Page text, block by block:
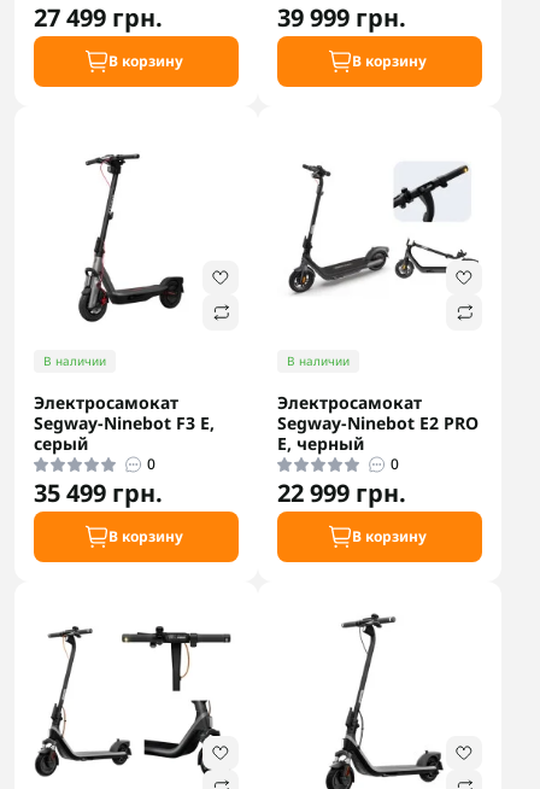
27 499 грн.
В корзину
39 999 грн.
В корзину
В наличии
Электросамокат
Segway-Ninebot F3 E,
серый
0
35 499 грн.
В корзину
В наличии
Электросамокат
Segway-Ninebot E2 PRO
E, черный
0
22 999 грн.
В корзину